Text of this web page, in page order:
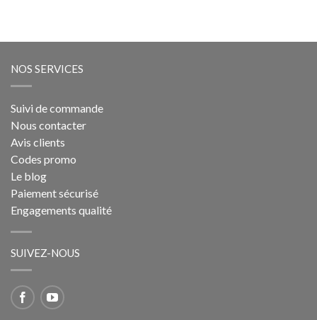
NOS SERVICES
Suivi de commande
Nous contacter
Avis clients
Codes promo
Le blog
Paiement sécurisé
Engagements qualité
SUIVEZ-NOUS